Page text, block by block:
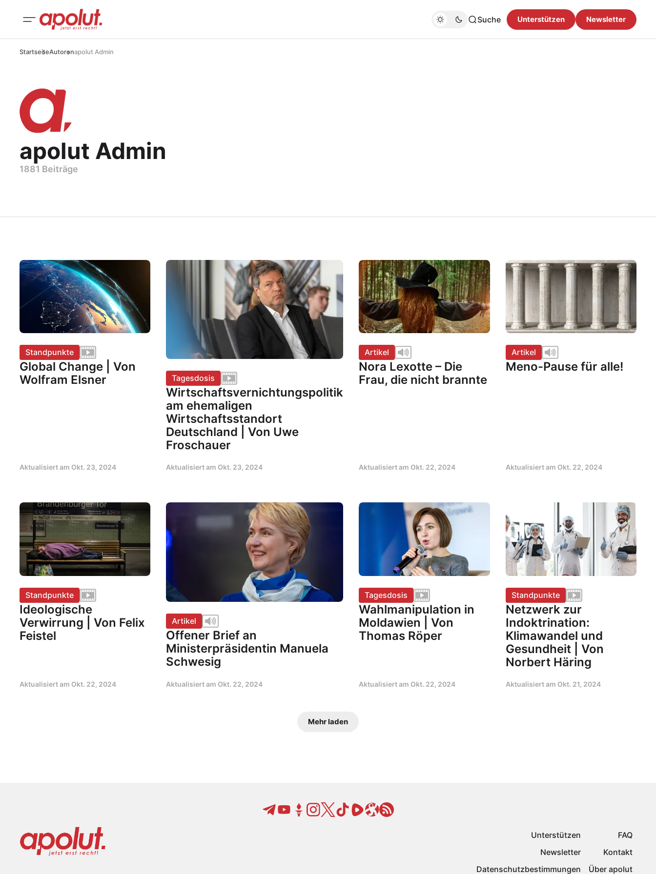
Suche Unterstützen Newsletter
StartseiteAutorenapolut Admin
apolut Admin
1881 Beiträge
Standpunkte
Global Change | Von
Wolfram Elsner
Aktualisiert am Okt. 23, 2024
Tagesdosis
Wirtschaftsvernichtungspolitik
am ehemaligen
Wirtschaftsstandort
Deutschland | Von Uwe
Froschauer
Aktualisiert am Okt. 23, 2024
Artikel
Nora Lexotte – Die
Frau, die nicht brannte
Aktualisiert am Okt. 22, 2024
Artikel
Meno-Pause für alle!
Aktualisiert am Okt. 22, 2024
Standpunkte
Ideologische
Verwirrung | Von Felix
Feistel
Aktualisiert am Okt. 22, 2024
Artikel
Offener Brief an
Ministerpräsidentin Manuela
Schwesig
Aktualisiert am Okt. 22, 2024
Tagesdosis
Wahlmanipulation in
Moldawien | Von
Thomas Röper
Aktualisiert am Okt. 22, 2024
Standpunkte
Netzwerk zur
Indoktrination:
Klimawandel und
Gesundheit | Von
Norbert Häring
Aktualisiert am Okt. 21, 2024
Mehr laden
Unterstützen
Newsletter
Datenschutzbestimmungen
FAQ
Kontakt
Über apolut